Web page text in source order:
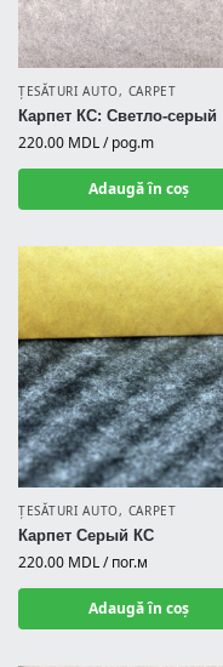
ȚESĂTURI AUTO, CARPET
Карпет КС: Светло-серый
220.00 MDL/ pog.m
Adaugă în coș
ȚESĂTURI AUTO, CARPET
Карпет Серый КС
220.00 MDL/ пог.м
Adaugă în coș